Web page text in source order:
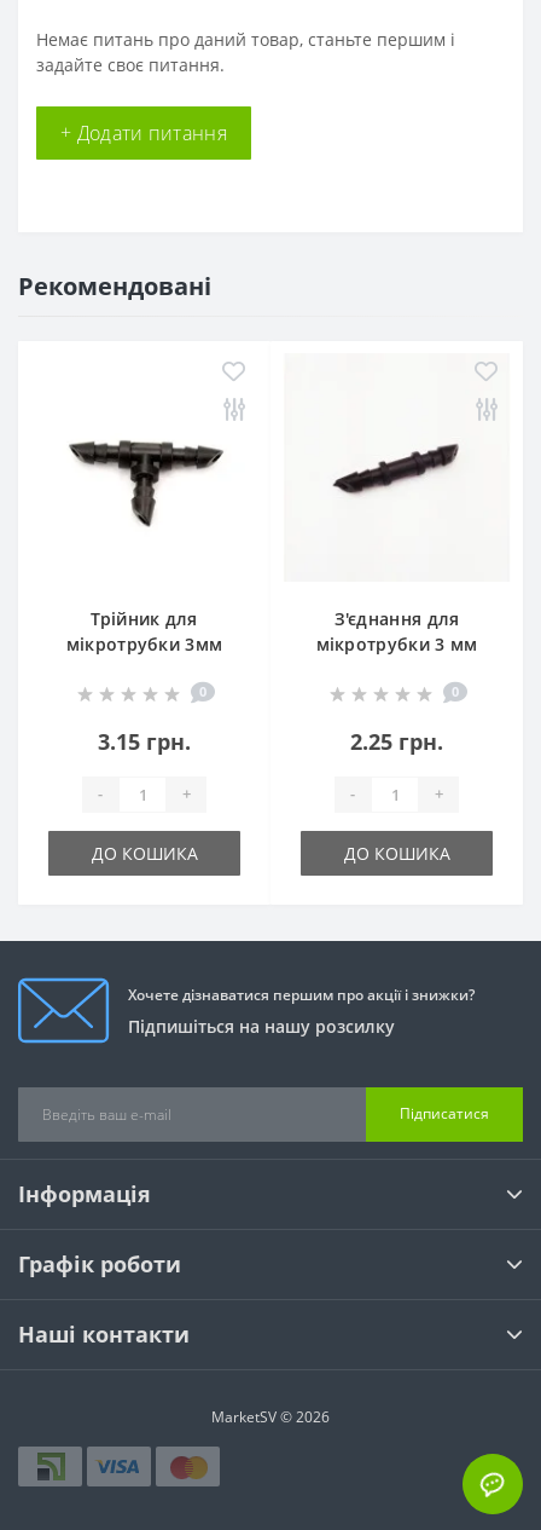
Немає питань про даний товар, станьте першим і
задайте своє питання.
+ Додати питання
Рекомендовані
Трійник для
мікротрубки 3мм
0
3.15 грн.
- +
ДО КОШИКА
З'єднання для
мікротрубки 3 мм
0
2.25 грн.
- +
ДО КОШИКА
Хочете дізнаватися першим про акції і знижки?
Підпишіться на нашу розсилку
Підписатися
Інформація
Графік роботи
Наші контакти
MarketSV © 2026